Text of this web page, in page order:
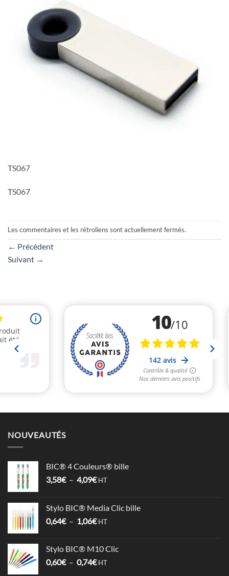
TS067
TS067
Les commentaires et les rétroliens sont actuellement fermés.
← Précédent
Suivant →
NOUVEAUTÉS
BIC® 4 Couleurs® bille
3,58€ – 4,09€Plage
3,58€
à
HT
Stylo BIC® Media Clic bille
0,64€ – 1,06€Plage
0,64€
à
HT
Stylo BIC® M10 Clic
0,60€ – 0,74€Plage
HT